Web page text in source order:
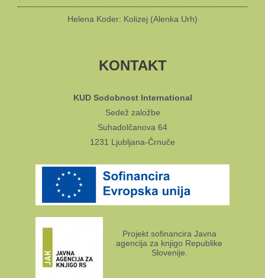
Helena Koder: Kolizej (Alenka Urh)
KONTAKT
KUD Sodobnost International
Sedež založbe
Suhadolčanova 64
1231 Ljubljana-Črnuče
Projekt sofinancira Javna
agencija za knjigo Republike
Slovenije.